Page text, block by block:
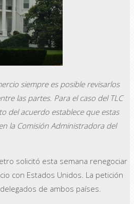
siempre es posible revisarlos
las partes. Para el caso del TLC
del acuerdo establece que estas
la Comisión Administradora del
solicitó esta semana renegociar
con Estados Unidos. La petición
de ambos países.